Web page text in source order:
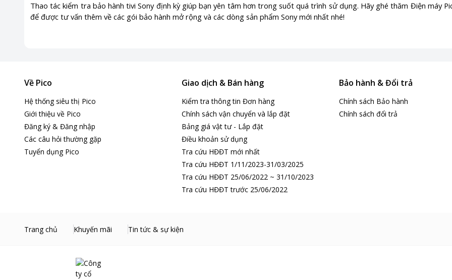
Thao tác kiểm tra bảo hành tivi Sony định kỳ giúp bạn yên tâm hơn trong suốt quá trình sử dụng. Hãy ghé thăm Điện máy
để được tư vấn thêm về các gói bảo hành mở rộng và các dòng sản phẩm Sony mới nhất nhé!
Về Pico
Hệ thống siêu thị Pico
Giới thiệu về Pico
Đăng ký & Đăng nhập
Các câu hỏi thường gặp
Tuyển dụng Pico
Giao dịch & Bán hàng
Kiểm tra thông tin Đơn hàng
Chính sách vận chuyển và lắp đặt
Bảng giá vật tư - Lắp đặt
Điều khoản sử dụng
Tra cứu HĐĐT mới nhất
Tra cứu HĐĐT 1/11/2023-31/03/2025
Tra cứu HĐĐT 25/06/2022 ~ 31/10/2023
Tra cứu HĐĐT trước 25/06/2022
Bảo hành & Đổi trả
Chính sách Bảo hành
Chính sách đổi trả
Trang chủ Khuyến mãi Tin tức & sự kiện